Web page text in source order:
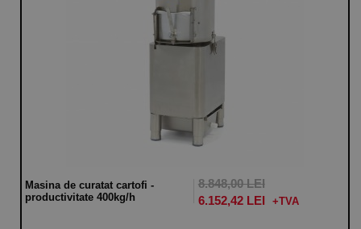
Masina de curatat cartofi -
productivitate 400kg/h
8.848,00 LEI
6.152,42 LEI